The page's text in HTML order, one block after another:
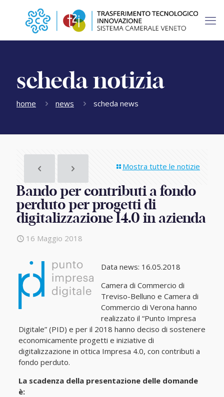
scheda notizia
home news scheda news
Mostra tutte le notizie
Bando per contributi a fondo
perduto per progetti di
digitalizzazione I4.0 in azienda
16 Maggio 2018
Data news: 16.05.2018
Camera di Commercio di
Treviso-Belluno e Camera di
Commercio di Verona hanno
realizzato il “Punto Impresa
Digitale” (PID) e per il 2018 hanno deciso di sostenere
economicamente progetti e iniziative di
digitalizzazione in ottica Impresa 4.0, con contributi a
fondo perduto.
La scadenza della presentazione delle domande
è: